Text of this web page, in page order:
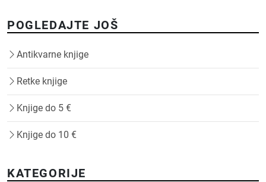
POGLEDAJTE JOŠ
Antikvarne knjige
Retke knjige
Knjige do 5 €
Knjige do 10 €
KATEGORIJE